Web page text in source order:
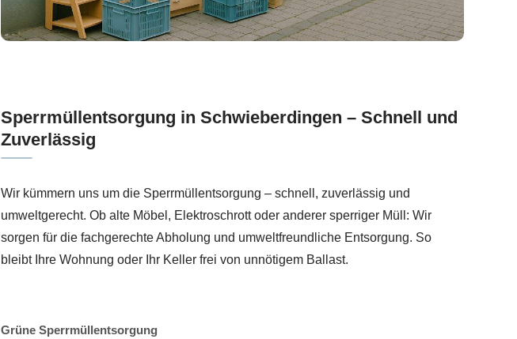
Sperrmüllentsorgung in Schwieberdingen – Schnell und
Zuverlässig
Wir kümmern uns um die Sperrmüllentsorgung – schnell, zuverlässig und
umweltgerecht. Ob alte Möbel, Elektroschrott oder anderer sperriger Müll: Wir
sorgen für die fachgerechte Abholung und umweltfreundliche Entsorgung. So
bleibt Ihre Wohnung oder Ihr Keller frei von unnötigem Ballast.
Grüne Sperrmüllentsorgung